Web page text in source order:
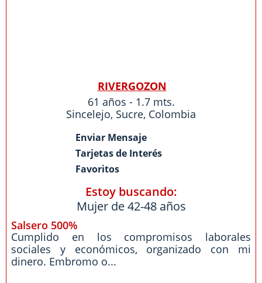
RIVERGOZON
61 años - 1.7 mts.
Sincelejo, Sucre, Colombia
Enviar Mensaje
Tarjetas de Interés
Favoritos
Estoy buscando:
Mujer de 42-48 años
Salsero 500%
Cumplido en los compromisos laborales
sociales y económicos, organizado con mi
dinero. Embromo o...